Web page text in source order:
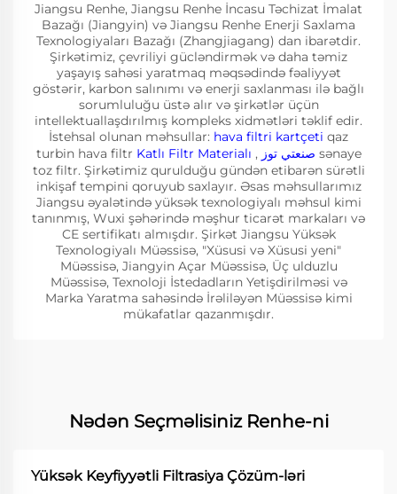
Jiangsu Renhe, Jiangsu Renhe İncasu Təchizat İmalat
Bazağı (Jiangyin) və Jiangsu Renhe Enerji Saxlama
Texnologiyaları Bazağı (Zhangjiagang) dan ibarətdir.
Şirkətimiz, çevriliyi gücləndirmək və daha təmiz
yaşayış sahəsi yaratmaq məqsədində fəaliyyət
göstərir, karbon salınımı və enerji saxlanması ilə bağlı
sorumluluğu üstə alır və şirkətlər üçün
intellektuallaşdırılmış kompleks xidmətləri təklif edir.
İstehsal olunan məhsullar: hava filtri kartçeti qaz
turbin hava filtr Katlı Filtr Materialı ,
sənaye
toz filtr. Şirkətimiz qurulduğu gündən etibarən sürətli
inkişaf tempini qoruyub saxlayır. Əsas məhsullarımız
Jiangsu əyalətində yüksək texnologiyalı məhsul kimi
tanınmış, Wuxi şəhərində məşhur ticarət markaları və
CE sertifikatı almışdır. Şirkət Jiangsu Yüksək
Texnologiyalı Müəssisə, "Xüsusi və Xüsusi yeni"
Müəssisə, Jiangyin Açar Müəssisə, Üç ulduzlu
Müəssisə, Texnoloji İstedadların Yetişdirilməsi və
Marka Yaratma sahəsində İrəliləyən Müəssisə kimi
mükafatlar qazanmışdır.
Nədən Seçməlisiniz Renhe-ni
Yüksək Keyfiyyətli Filtrasiya Çözüm-ləri